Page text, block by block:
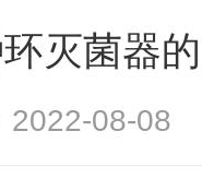
灭菌器
2022-08-